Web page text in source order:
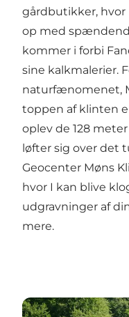
gårdbutikker, hvor
op med
kommer i forbi
sine kalkmalerier.
naturfænomenet,
toppen af klinten
oplev de 128
løfter sig over det
Geocenter Møns
hvor I kan blive
udgravninger af
mere.